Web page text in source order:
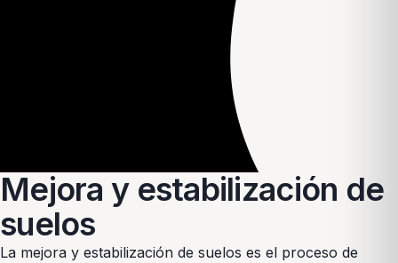
Mejora y estabilización de
suelos
La mejora y estabilización de suelos es el proceso de